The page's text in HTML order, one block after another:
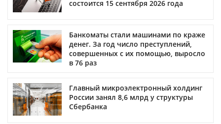
состоится 15 сентября 2026 года
Банкоматы стали машинами по краже
денег. За год число преступлений,
совершенных с их помощью, выросло
в 76 раз
Главный микроэлектронный холдинг
России занял 8,6 млрд у структуры
Сбербанка